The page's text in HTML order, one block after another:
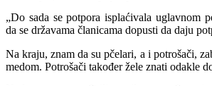
„Do sada se potpora isplaćivala uglavnom
da se državama članicama dopusti da daju
Na kraju, znam da su pčelari, a i potrošači,
medom. Potrošači također žele znati odakle